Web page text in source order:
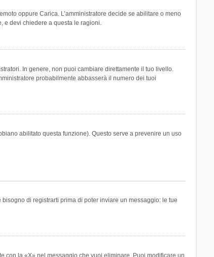
oppure Carica. L’amministratore decide se abilitare o meno
e devi chiedere a questa le ragioni.
In genere, non puoi cambiare direttamente il tuo livello.
probabilmente abbasserà il numero dei tuoi
abilitato questa funzione). Questo serve a prevenire un uso
di registrarti prima di poter inviare un messaggio: le tue
con la «X» nel messaggio che vuoi eliminare. Puoi modificare un